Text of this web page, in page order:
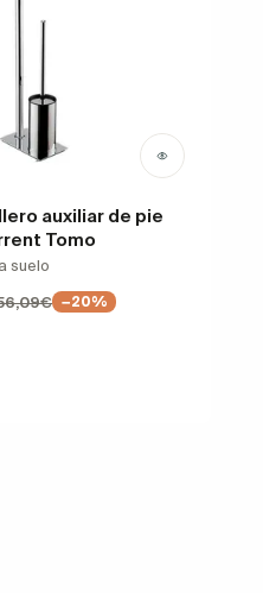
auxiliar de pie
Tomo
suelo
−20%